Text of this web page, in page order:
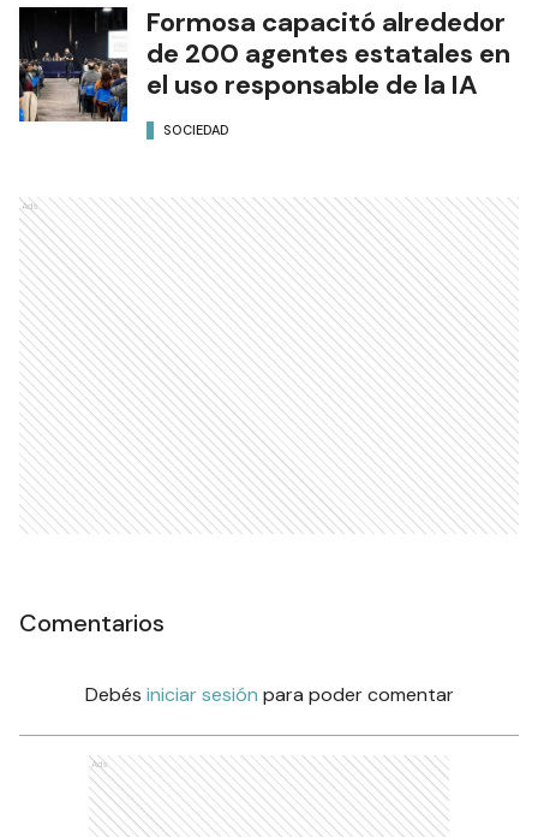
Formosa capacitó alrededor
de 200 agentes estatales en
el uso responsable de la IA
SOCIEDAD
Ads
Comentarios
Debés iniciar sesión para poder comentar
Ads